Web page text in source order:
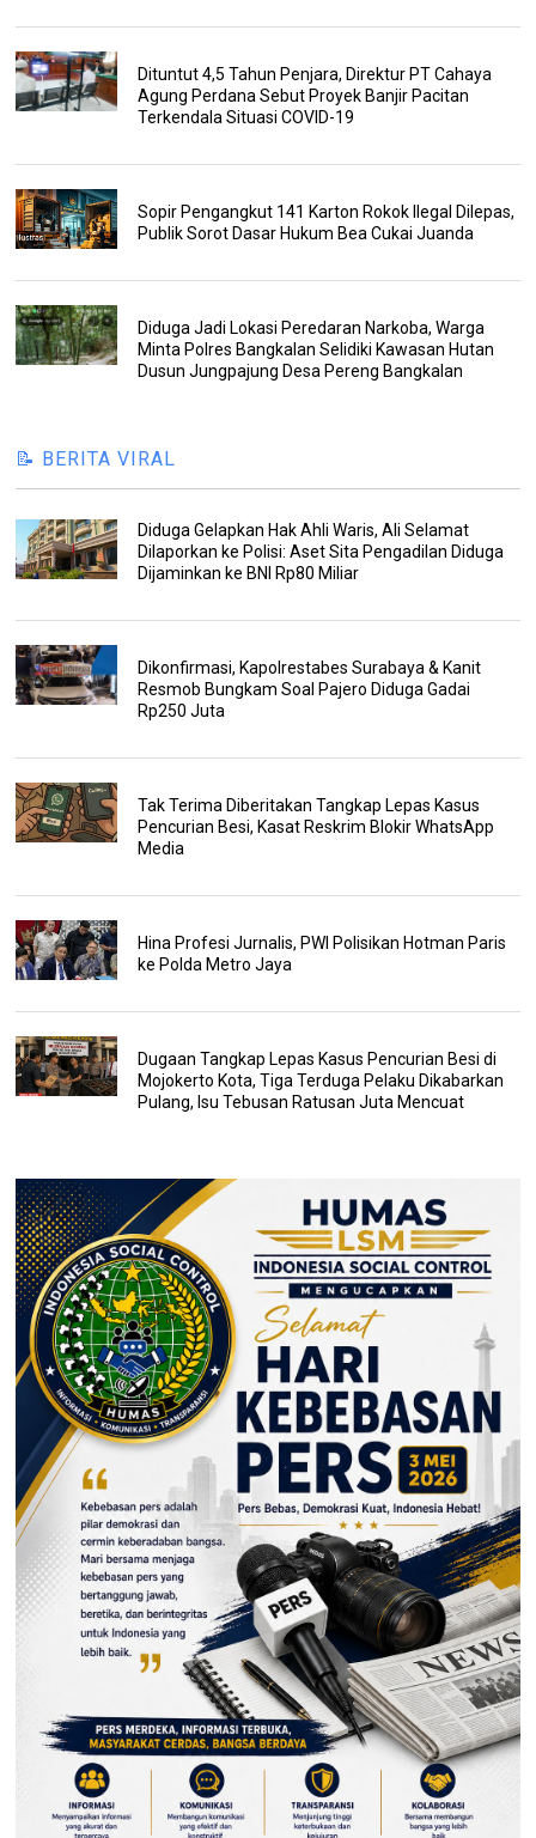
Dituntut 4,5 Tahun Penjara, Direktur PT Cahaya
Agung Perdana Sebut Proyek Banjir Pacitan
Terkendala Situasi COVID-19
Sopir Pengangkut 141 Karton Rokok Ilegal Dilepas,
Publik Sorot Dasar Hukum Bea Cukai Juanda
Diduga Jadi Lokasi Peredaran Narkoba, Warga
Minta Polres Bangkalan Selidiki Kawasan Hutan
Dusun Jungpajung Desa Pereng Bangkalan
📝 BERITA VIRAL
Diduga Gelapkan Hak Ahli Waris, Ali Selamat
Dilaporkan ke Polisi: Aset Sita Pengadilan Diduga
Dijaminkan ke BNI Rp80 Miliar
Dikonfirmasi, Kapolrestabes Surabaya & Kanit
Resmob Bungkam Soal Pajero Diduga Gadai
Rp250 Juta
Tak Terima Diberitakan Tangkap Lepas Kasus
Pencurian Besi, Kasat Reskrim Blokir WhatsApp
Media
Hina Profesi Jurnalis, PWI Polisikan Hotman Paris
ke Polda Metro Jaya
Dugaan Tangkap Lepas Kasus Pencurian Besi di
Mojokerto Kota, Tiga Terduga Pelaku Dikabarkan
Pulang, Isu Tebusan Ratusan Juta Mencuat